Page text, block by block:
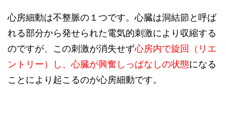
心房細動は不整脈の１つです。心臓は洞結節と呼ば
れる部分から発せられた電気的刺激により収縮する
のですが、この刺激が消失せず心房内で旋回（リエ
ントリー）し、心臓が興奮しっぱなしの状態になる
ことにより起こるのが心房細動です。